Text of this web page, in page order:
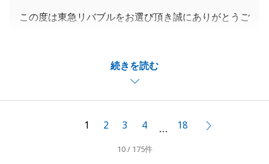
続きを読む
この度は東急リバブルをお選び頂き誠にありがとうご
ご契約からお引き渡しまで様々な手続きがございまし
たが、こちらからのお願いにすぐにご対応頂き、スム
今後もなにかございましたらお気軽に東急リバブルへ
1 2 3 4 … 18
10 / 175件